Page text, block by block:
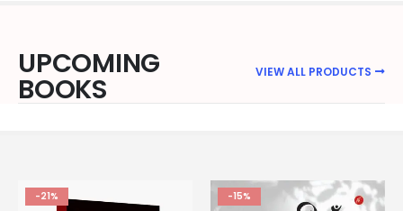
UPCOMING
BOOKS VIEW ALL PRODUCTS
-21% -15%